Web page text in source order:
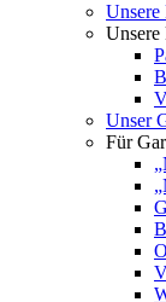
Unsere
Unsere
Unser
Für